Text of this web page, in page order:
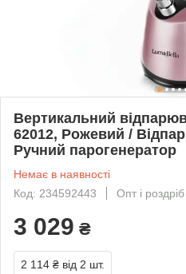
Вертикальний
62012, Рожевий /
Ручний парогенератор
Немає в наявності
Код: 234592443
Опт і роздріб
3 029 ₴
2 114 ₴ від 2 шт.